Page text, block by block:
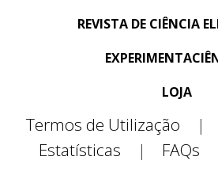
REVISTA DE CIÊNCIA
LOJA
Termos de Utilização |
Estatísticas
| FAQs